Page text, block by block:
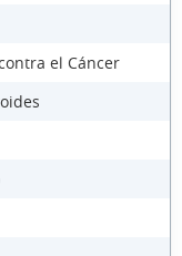
el Cáncer